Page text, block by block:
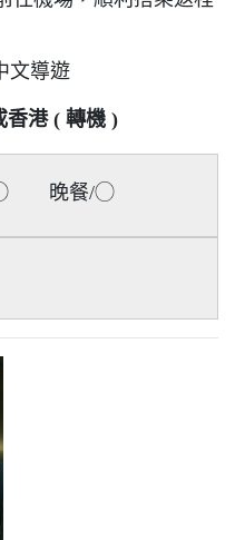
文導遊
港 ( 轉機 )
晚餐/◯